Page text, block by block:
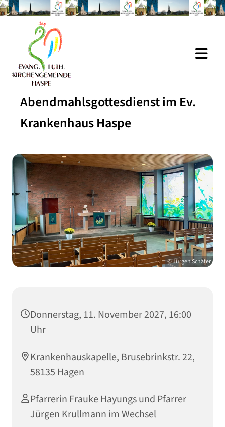
Abendmahlsgottesdienst im Ev.
Krankenhaus Haspe
© Jürgen Schäfer
Donnerstag, 11. November 2027, 16:00
Uhr
Krankenhauskapelle, Brusebrinkstr. 22,
58135 Hagen
Pfarrerin Frauke Hayungs und Pfarrer
Jürgen Krullmann im Wechsel